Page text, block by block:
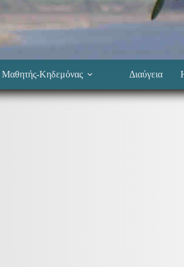
Μαθητής-Κηδεμόνας Διαύγεια